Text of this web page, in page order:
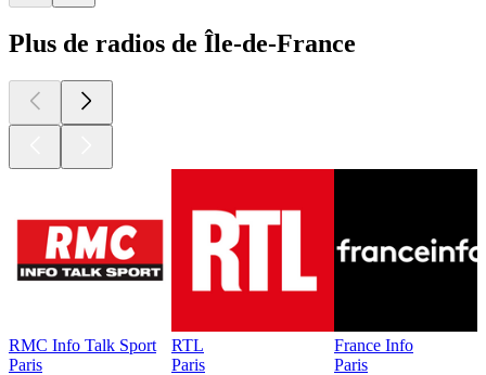
Plus de radios de Île-de-France
RMC Info Talk Sport
Paris
RTL
Paris
France Info
Paris